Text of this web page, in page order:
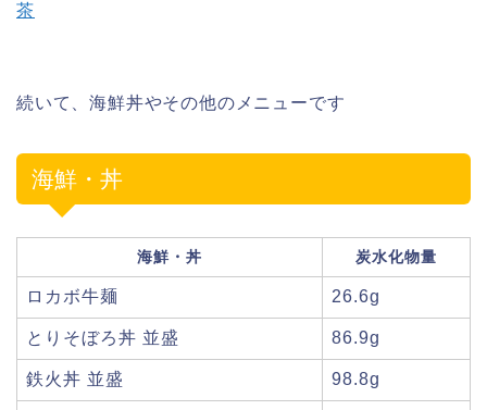
茶
続いて、海鮮丼やその他のメニューです
海鮮・丼
海鮮・丼 炭水化物量
ロカボ牛麺 26.6g
とりそぼろ丼 並盛 86.9g
鉄火丼 並盛 98.8g